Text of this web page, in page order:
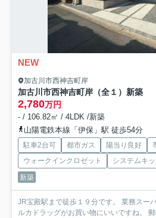
NEW
加古川市西神吉町岸
加古川市西神吉町岸（全１）新築
2,780万円
- / 106.82㎡ / 4LDK /新築
山陽電鉄本線「伊保」駅 徒歩54分
駐車2台可 都市ガス 陽当り良好
ウォークインクロゼット
システムキ
新築
JR宝殿駅まで徒歩１９分です。 業務スー
ルカドラッグがお買い物にいいですね。